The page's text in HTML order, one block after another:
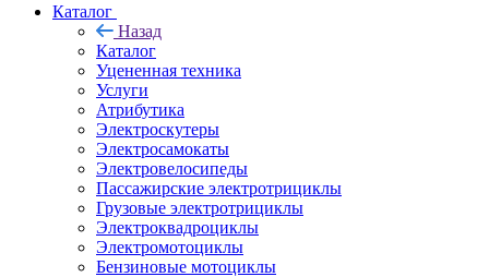
Каталог
Назад
Каталог
Уцененная техника
Услуги
Атрибутика
Электроскутеры
Электросамокаты
Электровелосипеды
Пассажирские электротрициклы
Грузовые электротрициклы
Электроквадроциклы
Электромотоциклы
Бензиновые мотоциклы